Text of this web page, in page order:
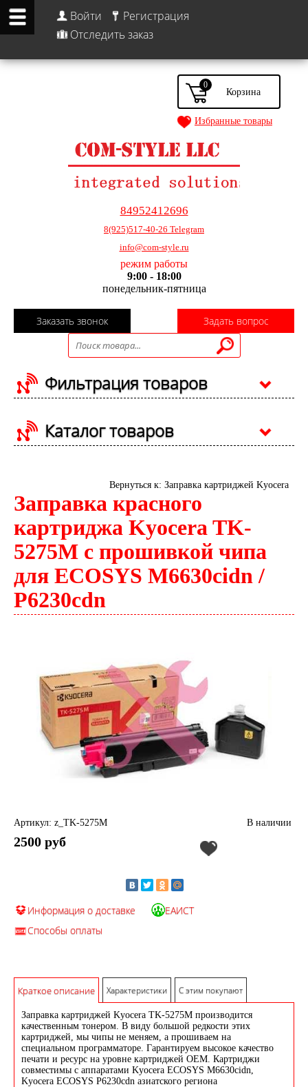
Войти
Регистрация
Отследить заказ
84952412696
8(925)517-40-26 Telegram
info@com-style.ru
режим работы
9:00 - 18:00
понедельник-пятница
Заказать звонок Задать вопрос
0
Избранные товары
Фильтрация товаров
Каталог товаров
Вернуться к: Заправка картриджей Kyocera
Заправка красного
картриджа Kyocera TK-
5275M с прошивкой чипа
для ECOSYS M6630cidn /
P6230cdn
Артикул: z_TK-5275M В наличии
2500 руб
Информация о доставке
ЕАИСТ
Способы оплаты
Краткое описание
Заправка картриджей Kyocera TK-5275M производится
качественным тонером. В виду большой редкости этих
картриджей, мы чипы не меняем, а прошиваем на
специальном программаторе. Гарантируем высокое качество
печати и ресурс на уровне картриджей OEM. Картриджи
совместимы с аппаратами Kyocera ECOSYS M6630cidn,
Kyocera ECOSYS P6230cdn азиатского региона
Характеристики С этим покупают